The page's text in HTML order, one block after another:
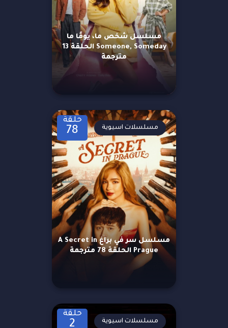
مسلسل شخص ما، يومًا ما
Someone, Someday الحلقة 13
مترجمة
حلقة
78
مسلسل سر في براغ A Secret in
Prague الحلقة 78 مترجمة
مسلسلات اسيوية
حلقة
2 مسلسلات اسيوية